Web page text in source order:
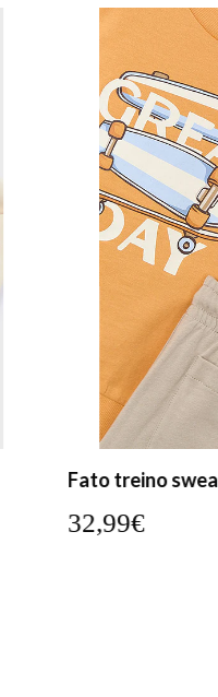
Fato treino sweat
32,99€